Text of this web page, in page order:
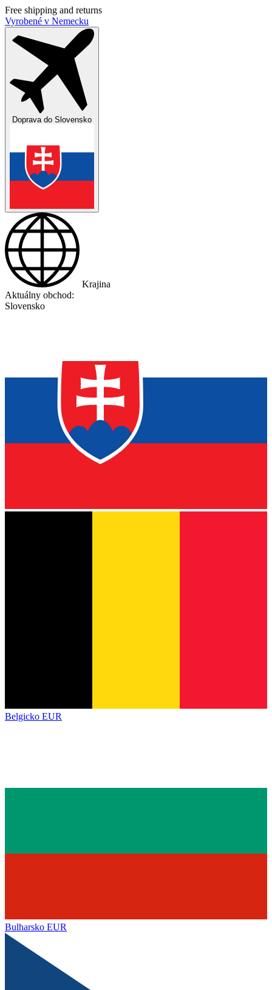
Free shipping and returns
Vyrobené v Nemecku
Doprava do Slovensko
Krajina
Aktuálny obchod:
Slovensko
Belgicko EUR
Bulharsko EUR